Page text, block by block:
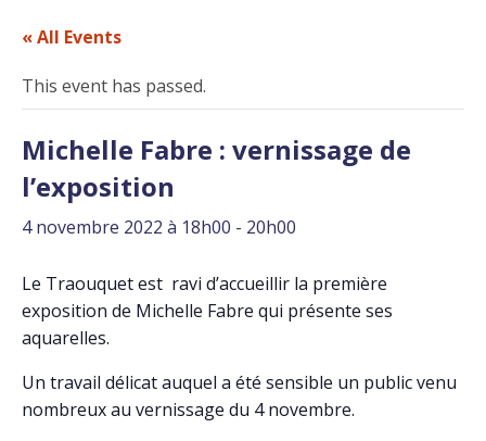
« All Events
This event has passed.
Michelle Fabre : vernissage de
l’exposition
4 novembre 2022 à 18h00 - 20h00
Le Traouquet est ravi d’accueillir la première
exposition de Michelle Fabre qui présente ses
aquarelles.
Un travail délicat auquel a été sensible un public venu
nombreux au vernissage du 4 novembre.